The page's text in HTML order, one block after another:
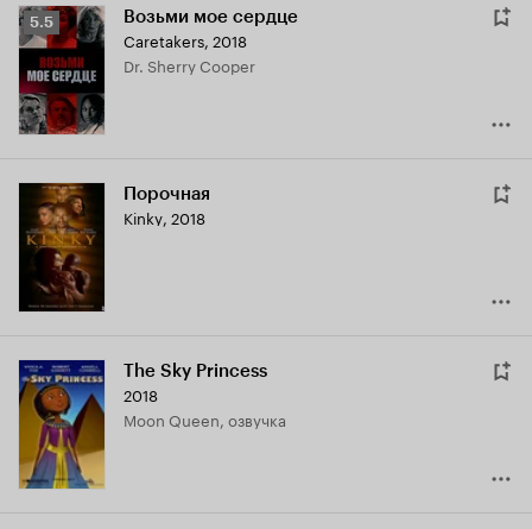
Рейтинг
Кинопоиска
5.5
5.5 Возьми мое сердце
Caretakers, 2018
Dr. Sherry Cooper
Порочная
Kinky, 2018
The Sky Princess
2018
Moon Queen, озвучка